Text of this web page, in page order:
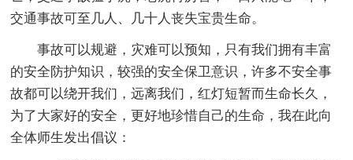
交通事故可至几人、几十人丧失宝贵生命。
事故可以规避，灾难可以预知，只有我们拥有丰富
的安全防护知识，较强的安全保卫意识，许多不安全事
故都可以绕开我们，远离我们，红灯短暂而生命长久，
为了大家好的安全，更好地珍惜自己的生命，我在此向
全体师生发出倡议：